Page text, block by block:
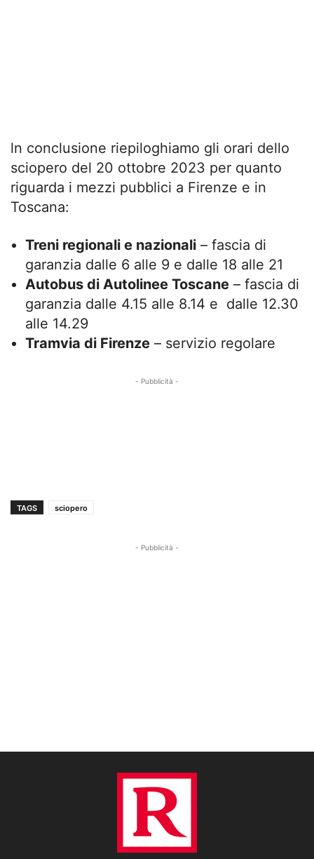
ln conclusione riepiloghiamo gli orari dello
sciopero del 20 ottobre 2023 per quanto
riguarda i mezzi pubblici a Firenze e in
Toscana:
Treni regionali e nazionali – fascia di
garanzia dalle 6 alle 9 e dalle 18 alle 21
Autobus di Autolinee Toscane – fascia di
garanzia dalle 4.15 alle 8.14 e dalle 12.30
alle 14.29
Tramvia di Firenze – servizio regolare
- Pubblicità -
TAGS sciopero
- Pubblicità -